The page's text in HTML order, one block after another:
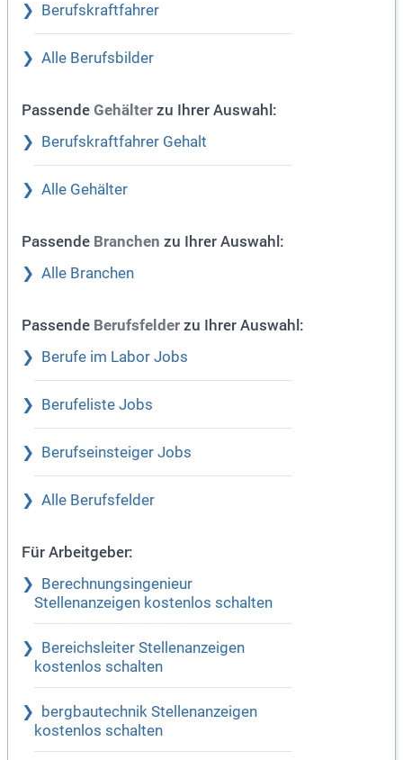
Berufskraftfahrer
Alle Berufsbilder
Passende Gehälter zu Ihrer Auswahl:
Berufskraftfahrer Gehalt
Alle Gehälter
Passende Branchen zu Ihrer Auswahl:
Alle Branchen
Passende Berufsfelder zu Ihrer Auswahl:
Berufe im Labor Jobs
Berufeliste Jobs
Berufseinsteiger Jobs
Alle Berufsfelder
Für Arbeitgeber:
Berechnungsingenieur
Stellenanzeigen kostenlos schalten
Bereichsleiter Stellenanzeigen
kostenlos schalten
bergbautechnik Stellenanzeigen
kostenlos schalten